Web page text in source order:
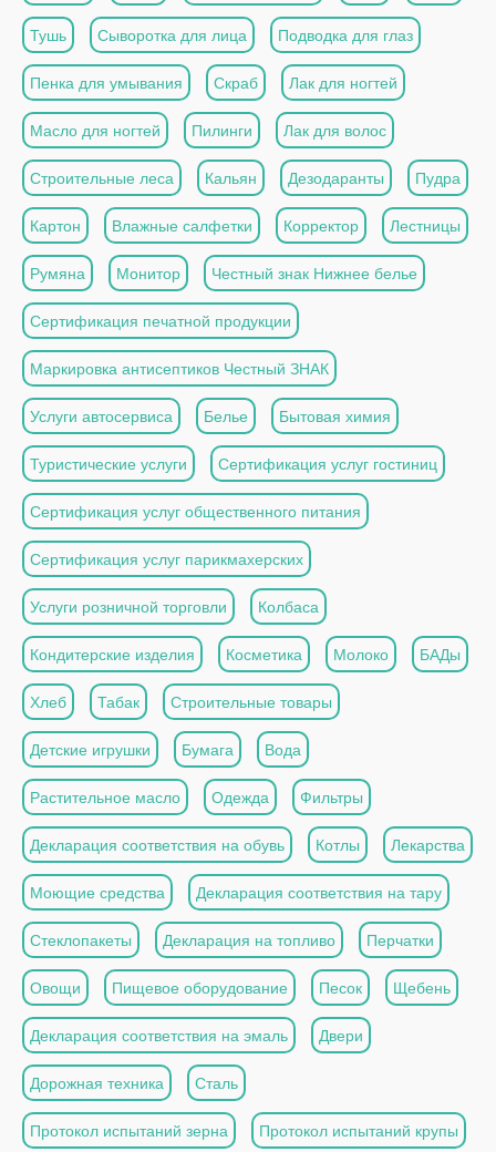
Тушь Сыворотка для лица Подводка для глаз
Пенка для умывания Скраб Лак для ногтей
Масло для ногтей Пилинги Лак для волос
Строительные леса Кальян Дезодаранты Пудра
Картон Влажные салфетки Корректор Лестницы
Румяна Монитор Честный знак Нижнее белье
Сертификация печатной продукции
Маркировка антисептиков Честный ЗНАК
Услуги автосервиса Белье Бытовая химия
Туристические услуги Сертификация услуг гостиниц
Сертификация услуг общественного питания
Сертификация услуг парикмахерских
Услуги розничной торговли Колбаса
Кондитерские изделия Косметика Молоко БАДы
Хлеб Табак Строительные товары
Детские игрушки Бумага Вода
Растительное масло Одежда Фильтры
Декларация соответствия на обувь Котлы Лекарства
Моющие средства Декларация соответствия на тару
Стеклопакеты Декларация на топливо Перчатки
Овощи Пищевое оборудование Песок Щебень
Декларация соответствия на эмаль Двери
Дорожная техника Сталь
Протокол испытаний зерна Протокол испытаний крупы